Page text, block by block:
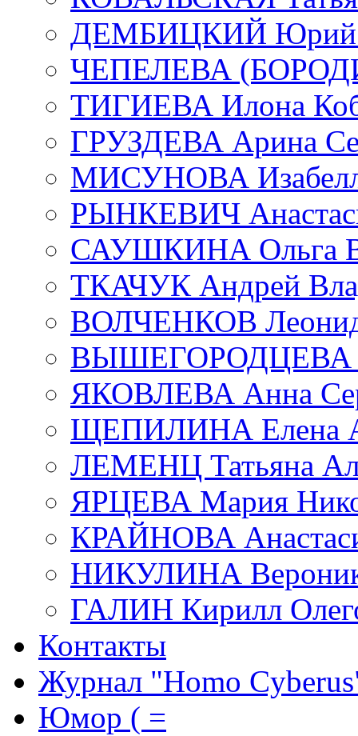
ДЕМБИЦКИЙ Юрий
ЧЕПЕЛЕВА
ТИГИЕВА Илона
ГРУЗДЕВА Арина
МИСУНОВА
РЫНКЕВИЧ
САУШКИНА Ольга
ТКАЧУК Андрей
ВОЛЧЕНКОВ Леонид
ВЫШЕГОРОДЦЕВА
ЯКОВЛЕВА Анна
ЩЕПИЛИНА Елена
ЛЕМЕНЦ Татьяна
ЯРЦЕВА Мария
КРАЙНОВА
НИКУЛИНА
ГАЛИН Кирилл
Контакты
Журнал "Homo
Юмор ( =